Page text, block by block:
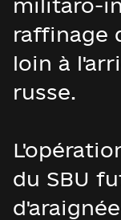
militaro-
raffinage
loin à
russe.
du SBU